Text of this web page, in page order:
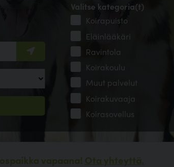
Valitse kategoria(t)
Koirapuisto
Eläinlääkäri
Ravintola
Koirakoulu
Muut palvelut
Koirakuvaaja
Koirasovellus
vapaana! Ota yhteyttä.